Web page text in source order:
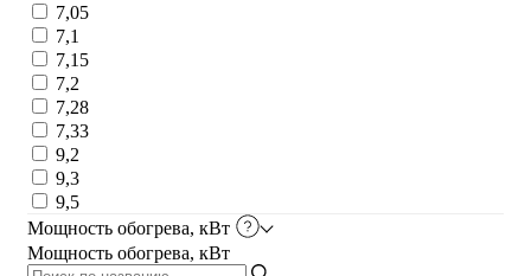
7,05
7,1
7,15
7,2
7,28
7,33
9,2
9,3
9,5
Мощность обогрева, кВт
Мощность обогрева, кВт